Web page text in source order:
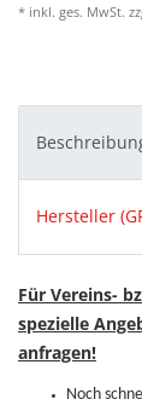
* inkl. ges. MwSt.
Hersteller
Für Vereins-
spezielle
anfragen!
Noch